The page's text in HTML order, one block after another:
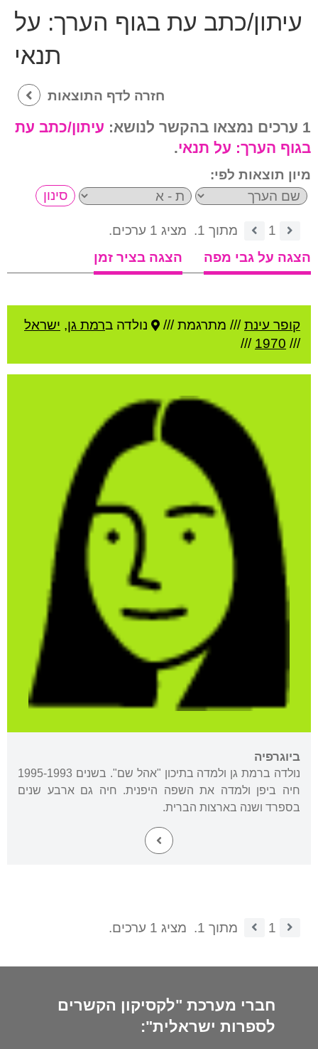
עיתון/כתב עת בגוף הערך: על
תנאי
חזרה לדף התוצאות
1 ערכים נמצאו בהקשר לנושא:
עיתון/כתב עת
בגוף הערך: על תנאי.
מיון תוצאות לפי:
1 מתוך 1.
מציג 1 ערכים.
הצגה על גבי מפה
הצגה בציר זמן
קופר עינת/// מתרגמת /// נולדה ברמת גן, ישראל
///
1970
///
ביוגרפיה
נולדה ברמת גן ולמדה בתיכון "אהל שם". בשנים 1995-1993
חיה ביפן ולמדה את השפה היפנית. חיה גם ארבע שנים
בספרד ושנה בארצות הברית.
1 מתוך 1. מציג 1 ערכים.
חברי מערכת "לקסיקון הקשרים
לספרות ישראלית":